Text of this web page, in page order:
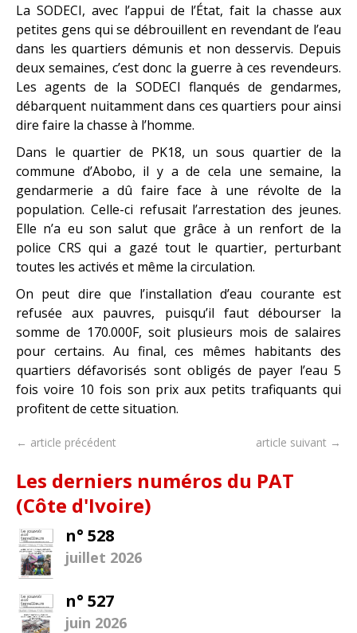
La SODECI, avec l’appui de l’État, fait la chasse aux
petites gens qui se débrouillent en revendant de l’eau
dans les quartiers démunis et non desservis. Depuis
deux semaines, c’est donc la guerre à ces revendeurs.
Les agents de la SODECI flanqués de gendarmes,
débarquent nuitamment dans ces quartiers pour ainsi
dire faire la chasse à l’homme.
Dans le quartier de PK18, un sous quartier de la
commune d’Abobo, il y a de cela une semaine, la
gendarmerie a dû faire face à une révolte de la
population. Celle-ci refusait l’arrestation des jeunes.
Elle n’a eu son salut que grâce à un renfort de la
police CRS qui a gazé tout le quartier, perturbant
toutes les activés et même la circulation.
On peut dire que l’installation d’eau courante est
refusée aux pauvres, puisqu’il faut débourser la
somme de 170.000F, soit plusieurs mois de salaires
pour certains. Au final, ces mêmes habitants des
quartiers défavorisés sont obligés de payer l’eau 5
fois voire 10 fois son prix aux petits trafiquants qui
profitent de cette situation.
← article précédent article suivant →
Les derniers numéros du PAT
(Côte d'Ivoire)
n° 528
juillet 2026
n° 527
juin 2026